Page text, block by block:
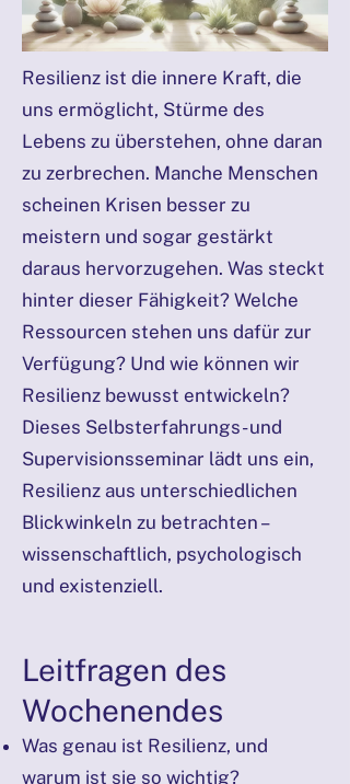
Resilienz ist die innere Kraft, die
uns ermöglicht, Stürme des
Lebens zu überstehen, ohne daran
zu zerbrechen. Manche Menschen
scheinen Krisen besser zu
meistern und sogar gestärkt
daraus hervorzugehen. Was steckt
hinter dieser Fähigkeit? Welche
Ressourcen stehen uns dafür zur
Verfügung? Und wie können wir
Resilienz bewusst entwickeln?
Dieses Selbsterfahrungs- und
Supervisionsseminar lädt uns ein,
Resilienz aus unterschiedlichen
Blickwinkeln zu betrachten –
wissenschaftlich, psychologisch
und existenziell.
Leitfragen des
Wochenendes
Was genau ist Resilienz, und
warum ist sie so wichtig?